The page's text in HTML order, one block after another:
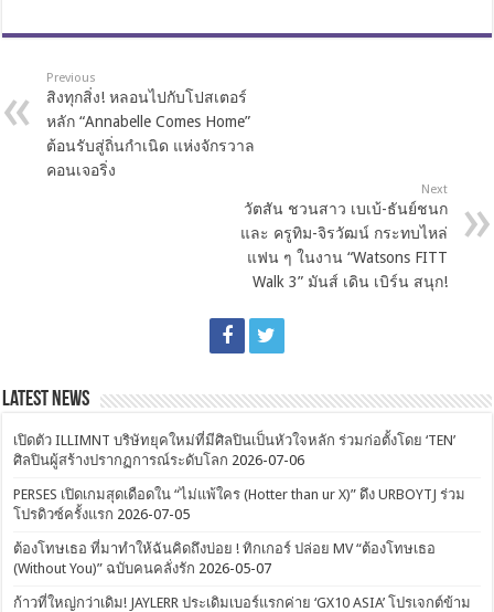
Previous
สิงทุกสิ่ง! หลอนไปกับโปสเตอร์
หลัก “Annabelle Comes Home”
ต้อนรับสู่ถิ่นกำเนิด แห่งจักรวาล
คอนเจอริ่ง
Next
วัตสัน ชวนสาว เบเบ้-ธันย์ชนก
และ ครูทิม-จิรวัฒน์ กระทบไหล่
แฟน ๆ ในงาน “Watsons FITT
Walk 3” มันส์ เดิน เบิร์น สนุก!
Latest News
เปิดตัว ILLIMNT บริษัทยุคใหม่ที่มีศิลปินเป็นหัวใจหลัก ร่วมก่อตั้งโดย ‘TEN’
ศิลปินผู้สร้างปรากฏการณ์ระดับโลก 2026-07-06
PERSES เปิดเกมสุดเดือดใน “ไม่แพ้ใคร (Hotter than ur X)” ดึง URBOYTJ ร่วม
โปรดิวซ์ครั้งแรก 2026-07-05
ต้องโทษเธอ ที่มาทำให้ฉันคิดถึงบ่อย ! ทิกเกอร์ ปล่อย MV “ต้องโทษเธอ
(Without You)” ฉบับคนคลั่งรัก 2026-05-07
ก้าวที่ใหญ่กว่าเดิม! JAYLERR ประเดิมเบอร์แรกค่าย ‘GX10 ASIA’ โปรเจกต์ข้าม